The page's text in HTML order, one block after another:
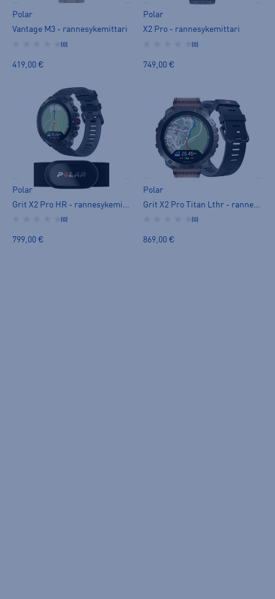
Polar
Vantage M3 - rannesykemittari
(0)
419,00 €
Polar
X2 Pro - rannesykemittari
(0)
749,00 €
Polar
(0)
799,00 €
Polar
(0)
869,00 €